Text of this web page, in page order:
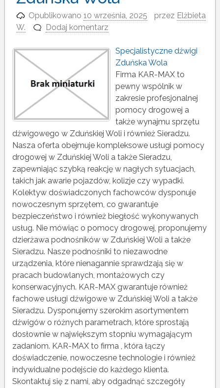
Opublikowano10 września, 2025 przez Elżbieta
W.
Dodaj komentarz
Specjalistyczne dźwigi
Zduńska Wola
Firma KAR-MAX to
pewny wspólnik w
zakresie profesjonalnej
pomocy drogowej a
także wynajmu sprzętu
dźwigowego w Zduńskiej Woli i również Sieradzu.
Nasza oferta obejmuje kompleksowe usługi pomocy
drogowej w Zduńskiej Woli a także Sieradzu,
zapewniając szybką reakcję w nagłych sytuacjach,
takich jak awarie pojazdów, kolizje czy wypadki.
Kolektyw doświadczonych fachowców dysponuje
nowoczesnym sprzętem, co gwarantuje
bezpieczeństwo i również biegłość wykonywanych
usług. Nie mówiąc o pomocy drogowej, proponujemy
dzierżawa podnośników w Zduńskiej Woli a także
Sieradzu. Nasze podnośniki to niezawodne
urządzenia, które nienagannie sprawdzają się w
pracach budowlanych, montażowych czy
konserwacyjnych. KAR-MAX gwarantuje również
fachowe usługi dźwigowe w Zduńskiej Woli a także
Sieradzu. Dysponujemy szerokim asortymentem
dźwigów o różnych parametrach, które sprostają
dosłownie w największym stopniu wymagającym
zadaniom. KAR-MAX to firma , która łączy
doświadczenie, nowoczesne technologie i również
indywidualne podejście do każdego klienta.
Skontaktuj się z nami, aby odgadnąć szczegóły